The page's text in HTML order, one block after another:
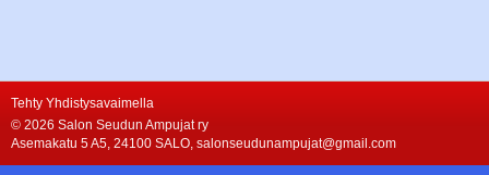
Tehty Yhdistysavaimella
© 2026 Salon Seudun Ampujat ry
Asemakatu 5 A5, 24100 SALO, salonseudunampujat@gmail.com